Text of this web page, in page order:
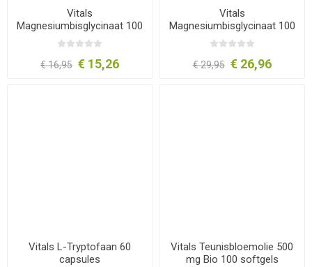
Vitals
Magnesiumbisglycinaat 100
mg 60 tabletten
€ 16,95 € 15,26
Vitals
Magnesiumbisglycinaat 100
mg 120 tabletten
€ 29,95 € 26,96
Vitals L-Tryptofaan 60
capsules
Vitals Teunisbloemolie 500
mg Bio 100 softgels